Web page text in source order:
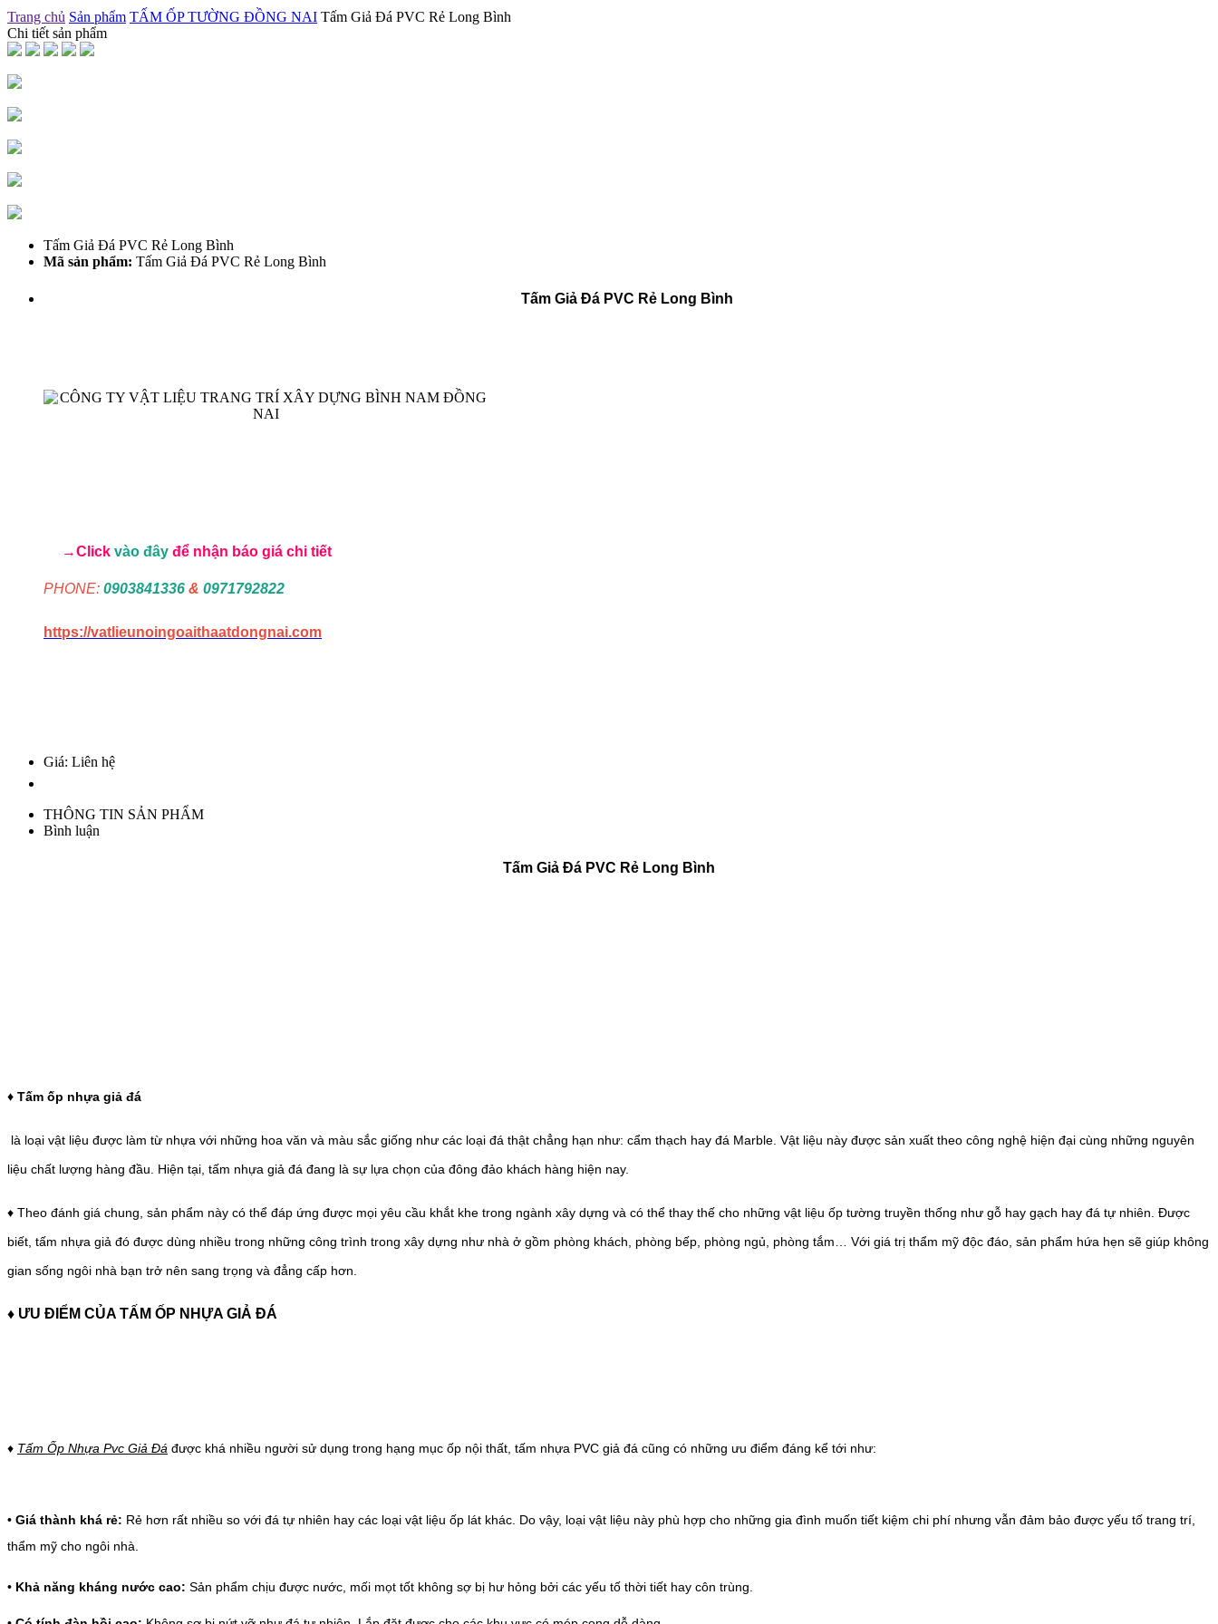
Trang chủ Sản phẩm TẤM ỐP TƯỜNG ĐỒNG NAI Tấm Giả Đá PVC Rẻ Long Bình
Chi tiết sản phẩm
Tấm Giả Đá PVC Rẻ Long Bình
Mã sản phẩm: Tấm Giả Đá PVC Rẻ Long Bình
Tấm Giả Đá PVC Rẻ Long Bình
→Click vào đây để nhận báo giá chi tiết
PHONE: 0903841336 & 0971792822
https://vatlieunoingoaithaatdongnai.com
Giá: Liên hệ
THÔNG TIN SẢN PHẨM
Bình luận
Tấm Giả Đá PVC Rẻ Long Bình
♦ Tấm ốp nhựa giả đá
là loại vật liệu được làm từ nhựa với những hoa văn và màu sắc giống như các loại đá thật chẳng hạn như: cẩm thạch hay đá Marble. Vật liệu này được sản xuất theo công nghệ hiện đại cùng những nguyên
liệu chất lượng hàng đầu. Hiện tại, tấm nhựa giả đá đang là sự lựa chọn của đông đảo khách hàng hiện nay.
♦ Theo đánh giá chung, sản phẩm này có thể đáp ứng được mọi yêu cầu khắt khe trong ngành xây dựng và có thể thay thế cho những vật liệu ốp tường truyền thống như gỗ hay gạch hay đá tự nhiên. Được
biết, tấm nhựa giả đó được dùng nhiều trong những công trình trong xây dựng như nhà ở gồm phòng khách, phòng bếp, phòng ngủ, phòng tắm… Với giá trị thẩm mỹ độc đáo, sản phẩm hứa hẹn sẽ giúp không
gian sống ngôi nhà bạn trở nên sang trọng và đẳng cấp hơn.
♦ ƯU ĐIỂM CỦA TẤM ỐP NHỰA GIẢ ĐÁ
♦ Tấm Ốp Nhựa Pvc Giả Đá được khá nhiều người sử dụng trong hạng mục ốp nội thất, tấm nhựa PVC giả đá cũng có những ưu điểm đáng kể tới như:
• Giá thành khá rẻ: Rẻ hơn rất nhiều so với đá tự nhiên hay các loại vật liệu ốp lát khác. Do vậy, loại vật liệu này phù hợp cho những gia đình muốn tiết kiệm chi phí nhưng vẫn đảm bảo được yếu tố trang trí,
thẩm mỹ cho ngôi nhà.
• Khả năng kháng nước cao: Sản phẩm chịu được nước, mối mọt tốt không sợ bị hư hỏng bởi các yếu tố thời tiết hay côn trùng.